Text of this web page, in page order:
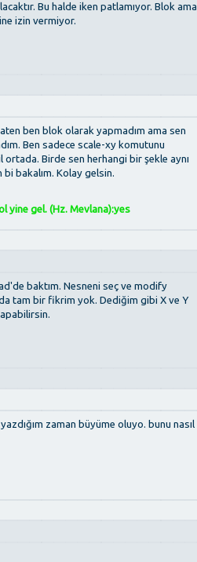
Bu halde iken patlamıyor. Blok ama
izin vermiyor.
ben blok olarak yapmadım ama sen
Ben sadece scale-xy komutunu
Birde sen herhangi bir şekle aynı
bi bakalım. Kolay gelsin.
yine gel. (Hz. Mevlana):yes
baktım. Nesneni seç ve modify
tam bir fikrim yok. Dediğim gibi X ve Y
zaman büyüme oluyo. bunu nasıl